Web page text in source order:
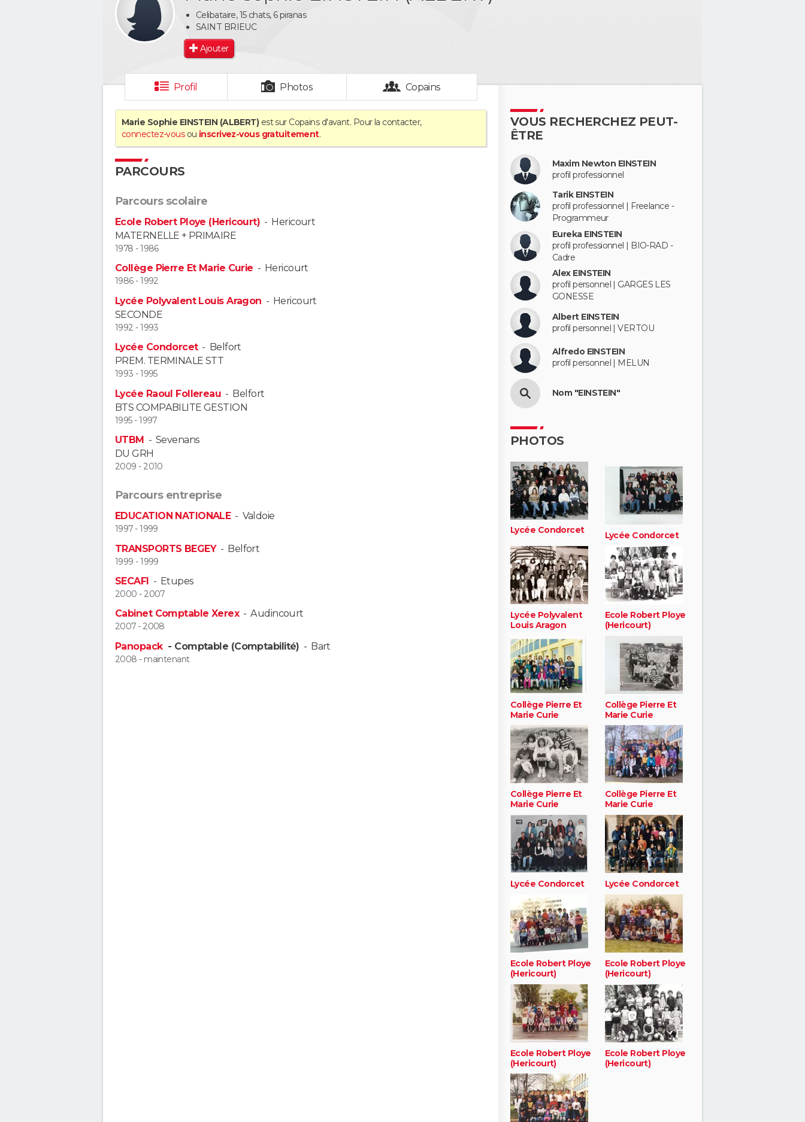
Celibataire, 15 chats, 6 piranas
SAINT BRIEUC
Ajouter
Profil Photos Copains
Marie Sophie EINSTEIN (ALBERT) est sur Copains d'avant. Pour la contacter,
connectez-vousou inscrivez-vous gratuitement.
PARCOURS
Parcours scolaire
Ecole Robert Ploye (Hericourt) - Hericourt
MATERNELLE + PRIMAIRE
1978 - 1986
Collège Pierre Et Marie Curie - Hericourt
1986 - 1992
Lycée Polyvalent Louis Aragon - Hericourt
SECONDE
1992 - 1993
Lycée Condorcet- Belfort
PREM. TERMINALE STT
1993 - 1995
Lycée Raoul Follereau - Belfort
BTS COMPABILITE GESTION
1995 - 1997
UTBM - Sevenans
DU GRH
2009 - 2010
Parcours entreprise
EDUCATION NATIONALE- Valdoie
1997 - 1999
TRANSPORTS BEGEY- Belfort
1999 - 1999
SECAFI - Etupes
2000 - 2007
Cabinet Comptable Xerex-Audincourt
2007 - 2008
Panopack - Comptable (Comptabilité) - Bart
2008 - maintenant
VOUS RECHERCHEZ PEUT-
ÊTRE
Maxim Newton EINSTEIN
profil professionnel
Tarik EINSTEIN
profil professionnel | Freelance -
Programmeur
Eureka EINSTEIN
profil professionnel | BIO-RAD -
Cadre
Alex EINSTEIN
profil personnel | GARGES LES
GONESSE
Albert EINSTEIN
profil personnel | VERTOU
Alfredo EINSTEIN
profil personnel | MELUN
Nom "EINSTEIN"
PHOTOS
Lycée Condorcet Lycée Condorcet
Lycée Polyvalent
Louis Aragon
Ecole Robert Ploye
(Hericourt)
Collège Pierre Et
Marie Curie
Collège Pierre Et
Marie Curie
Collège Pierre Et
Marie Curie
Collège Pierre Et
Marie Curie
Lycée Condorcet Lycée Condorcet
Ecole Robert Ploye
(Hericourt)
Ecole Robert Ploye
(Hericourt)
Ecole Robert Ploye
(Hericourt)
Ecole Robert Ploye
(Hericourt)